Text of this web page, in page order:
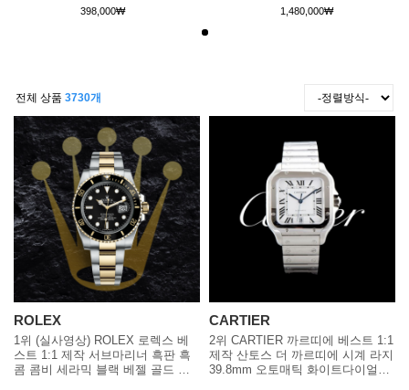
398,000₩ 1,480,000₩
전체 상품 3730개
ROLEX
1위 (실사영상) ROLEX 로렉스 베
스트 1:1 제작 서브마리너 흑판 흑
콤 콤비 세라믹 블랙 베젤 골드 콤
CARTIER
2위 CARTIER 까르띠에 베스트 1:1
제작 산토스 더 까르띠에 시계 라지
39.8mm 오토매틱 화이트다이얼